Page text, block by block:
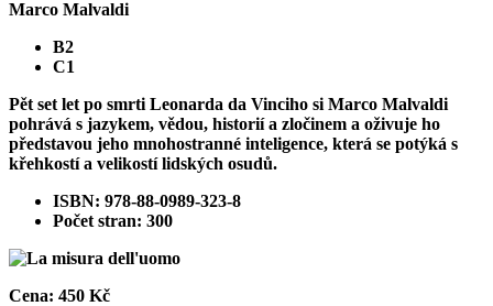
Marco Malvaldi
B2
C1
Pět set let po smrti Leonarda da Vinciho si Marco Malvaldi
pohrává s jazykem, vědou, historií a zločinem a oživuje ho
představou jeho mnohostranné inteligence, která se potýká s
křehkostí a velikostí lidských osudů.
ISBN: 978-88-0989-323-8
Počet stran: 300
Cena: 450 Kč